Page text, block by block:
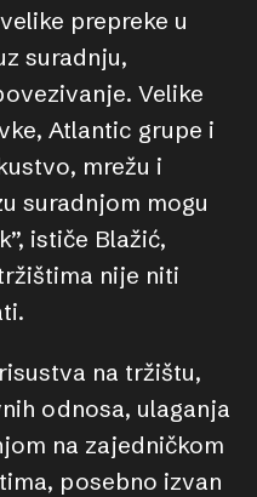
prepreke u
suradnju,
Velike
Atlantic grupe i
mrežu i
suradnjom mogu
ističe Blažić,
nije niti
na tržištu,
odnosa, ulaganja
na zajedničkom
posebno izvan